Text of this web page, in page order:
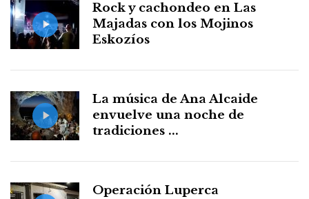
Rock y cachondeo en Las
Majadas con los Mojinos
Eskozíos
La música de Ana Alcaide
envuelve una noche de
tradiciones ...
Operación Luperca